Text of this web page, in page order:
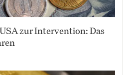
zur Intervention: Das